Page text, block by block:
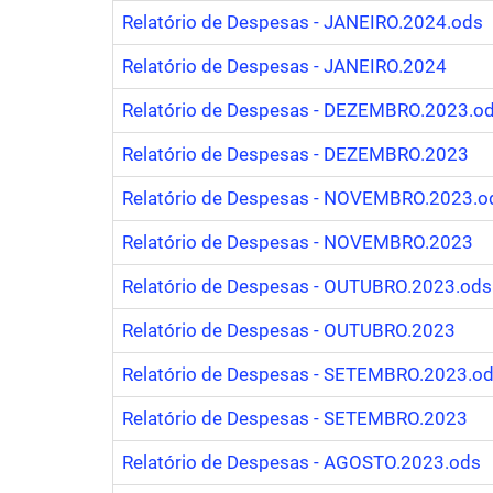
Relatório de Despesas - JANEIRO.2024.ods
Relatório de Despesas - JANEIRO.2024
Relatório de Despesas -
Relatório de Despesas - DEZEMBRO.2023
Relatório de Despesas -
Relatório de Despesas - NOVEMBRO.2023
Relatório de Despesas - OUTUBRO.2023.ods
Relatório de Despesas - OUTUBRO.2023
Relatório de Despesas -
Relatório de Despesas - SETEMBRO.2023
Relatório de Despesas - AGOSTO.2023.ods